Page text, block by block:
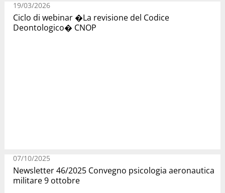
19/03/2026
Ciclo di webinar �La revisione del Codice
Deontologico� CNOP
07/10/2025
Newsletter 46/2025 Convegno psicologia aeronautica
militare 9 ottobre